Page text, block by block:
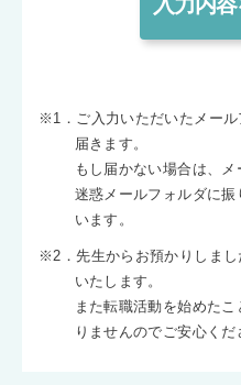
※1．ご入力いただいたメー
届きます。
もし届かない場合は、メ
迷惑メールフォルダに
います。
※2．先生からお預かりしま
いたします。
また転職活動を始めた
りませんのでご安心くだ